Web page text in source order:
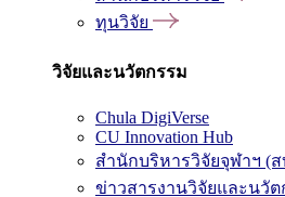
ทุนวิจัย
วิจัยและนวัตกรรม
Chula DigiVerse
CU Innovation Hub
สำนักบริหารวิจัยจุฬาฯ (ส
ข่าวสารงานวิจัยและนวัต